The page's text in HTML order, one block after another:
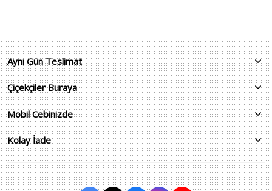
Aynı Gün Teslimat
Çiçekçiler Buraya
Mobil Cebinizde
Kolay İade